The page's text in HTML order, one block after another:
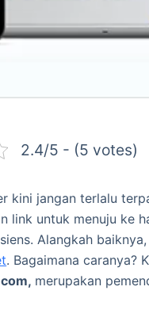
2.4/5 - (5 votes)
kini jangan terlalu
link untuk menuju ke
Alangkah
. Bagaimana caranya?
merupakan